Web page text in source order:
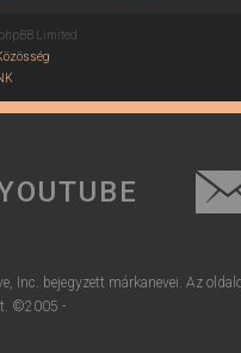
Limited
Inc. bejegyzett márkanevei. Az
©2005 -